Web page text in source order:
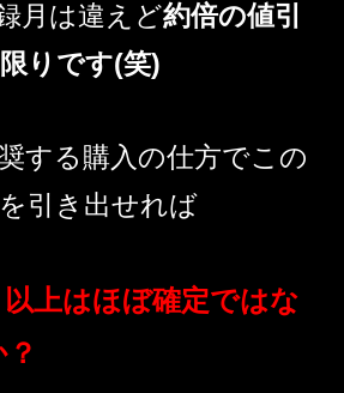
月は違えど約倍の値引
りです(笑)
する購入の仕方でこの
引き出せれば
上はほぼ確定ではな